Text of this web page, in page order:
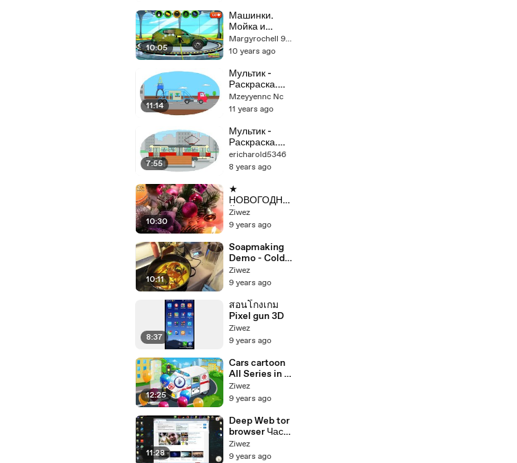
Мультики про
машинки
10:05
Машинки.
Мойка и
раскраска
машинок.Учи
Развивающий
мультик для
детей про
машинки.
Margyrochell 9448
10 years ago
11:14
Мультик -
Раскраска.
Учим Цвета -
Мультфильм
машинки и
технику -
Грузовые
прицепы
Mzeyyennc Nc
11 years ago
7:55
Мультик -
Раскраска.
Учим Цвета -
Машины,
самолеты -
все виды
транспорта
ericharold5346
8 years ago
10:30
★
НОВОГОДНИ
Й
РОЖДЕСТВЕ
ВЕНОК
своими
руками !
Christmas
wreath (do it
yourself)
Ziwez
9 years ago
10:11
Soapmaking
Demo - Cold
Processed
Soap
Ziwez
9 years ago
8:37
สอนโกงเกม
Pixel gun 3D
Ziwez
9 years ago
12:25
Cars cartoon
All Series in a
row - Police
car,ambulanc
Transport for
kids
Ziwez
9 years ago
11:28
Deep Web tor
browser Часть
2
Ziwez
9 years ago